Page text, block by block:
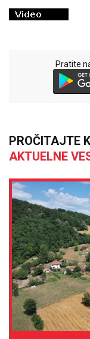
Pratite
PROČITAJTE
AKTUELNE